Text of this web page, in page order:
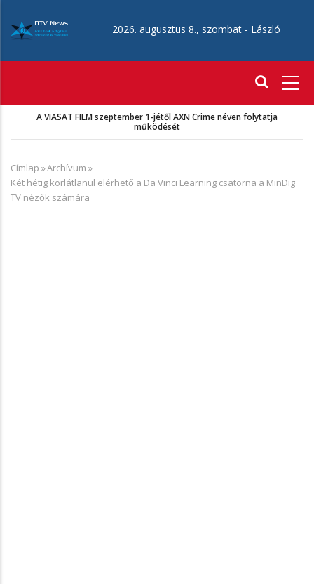
tartalomra
2026. augusztus 8., szombat - László
A VIASAT FILM szeptember 1-jétől AXN Crime néven folytatja
működését
Morzsa
Címlap »Archívum »
Két hétig korlátlanul elérhető a Da Vinci Learning csatorna a MinDig
TV nézők számára